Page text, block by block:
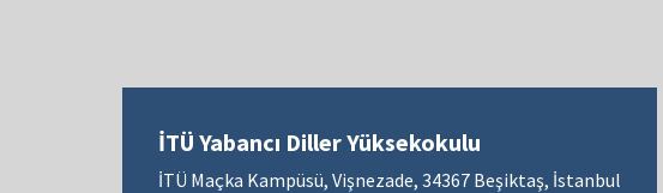
İTÜ Yabancı Diller Yüksekokulu
İTÜ Maçka Kampüsü, Vişnezade, 34367 Beşiktaş, İstanbul